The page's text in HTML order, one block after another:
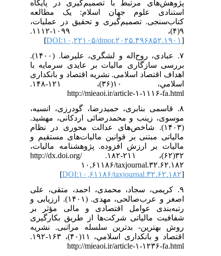
پژوهش‌های مرتبط با تصمیم‌گیری در پایگاه
استنادی علوم جهان اسلام: یک مطالعه
کتاب‌سنجی. تصمیم‌گیری و تحقیق در عملیات،
۹(۴)، ۱۰۹۹-۱۱۱۲.
DOI:۱۰,۲۲۱۰۵/dmor.۲۰۲۵.۴۹۶۸۵۲.۱۹۰۱]
۷. عبادی، روح‌اله و لشگری، علیرضا. (۱۴۰۰).
بررسی سازگاری مالیات بر عایدی سرمایه با
اهداف اقتصاد اسلامی. نشریه اقتصاد و بانکداری
اسلامي، ۱۰(۳۶)، ۱۲۱-۱۴۸.
http://mieaoi.ir/article-۱-۱۱۱۶-fa.html
۸. قاسمی بنابری، حمیدرضا، گودرزی، انسیه،
موسوی، زینب و محمدرضائی اردکانی، مهشید.
(۱۴۰۳). شاخص‌های عدالت محوری در نظام
مالیاتی مبتنی بر قوانین مالیات‌های مستقیم و
مالیات بر ارزش افزوده. پژوهشنامه مالیات،
۳۲(۶۲)، ۲۱۱-۱۸۲. http://dx.doi.org/
۱۰,۶۱۱۸۶/taxjournal.۳۲.۶۲.۱۸۲
[DOI:۱۰,۶۱۱۸۶/taxjournal.۳۲.۶۲.۱۸۲
۹. کریمی، سجاد، محمدی، احمد، متقی، علی
اصغر و عرب‌صالحی، مهدی. (۱۴۰۱). ارزیابی و
رتبه‌بندی عوامل اقتصادی و مالی مؤثر بر
شفافیت مالیاتی شرکت‌ها از طریق بکارگیری
روش بهترین- بدترین سلسله مراتبی. نشریه
اقتصاد و بانکداری اسلامي، ۱۱(۴۰)، ۱۶۳-۱۹۲.
http://mieaoi.ir/article-۱-۱۲۳۶-fa.html